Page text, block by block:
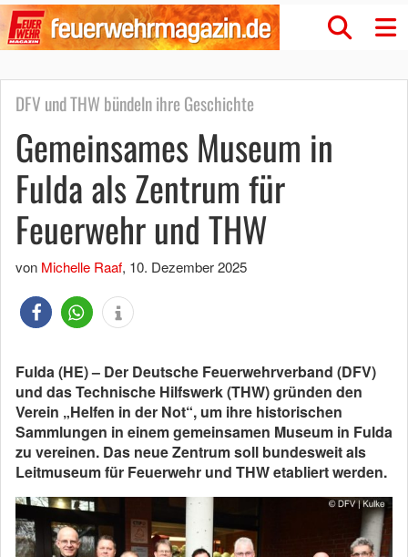
DFV und THW bündeln ihre Geschichte
Gemeinsames Museum in
Fulda als Zentrum für
Feuerwehr und THW
von Michelle Raaf, 10. Dezember 2025
Fulda (HE) – Der Deutsche Feuerwehrverband (DFV)
und das Technische Hilfswerk (THW) gründen den
Verein „Helfen in der Not“, um ihre historischen
Sammlungen in einem gemeinsamen Museum in Fulda
zu vereinen. Das neue Zentrum soll bundesweit als
Leitmuseum für Feuerwehr und THW etabliert werden.